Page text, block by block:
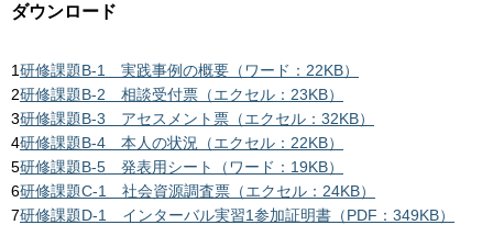
ダウンロード
1研修課題B-1 実践事例の概要（ワード：22KB）
2研修課題B-2 相談受付票（エクセル：23KB）
3研修課題B-3 アセスメント票（エクセル：32KB）
4研修課題B-4 本人の状況（エクセル：22KB）
5研修課題B-5 発表用シート（ワード：19KB）
6研修課題C-1 社会資源調査票（エクセル：24KB）
7研修課題D-1 インターバル実習1参加証明書（PDF：349KB）